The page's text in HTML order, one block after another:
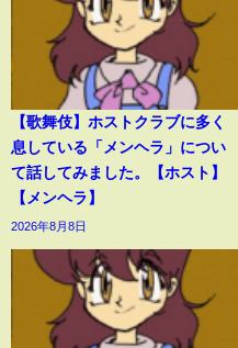
【歌舞伎】ホストクラブに多く
息している「メンヘラ」につい
て話してみました。【ホスト】
【メンヘラ】
2026年8月8日